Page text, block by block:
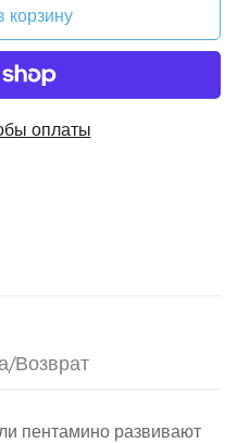
корзину
оплаты
Возврат
пентамино развивают